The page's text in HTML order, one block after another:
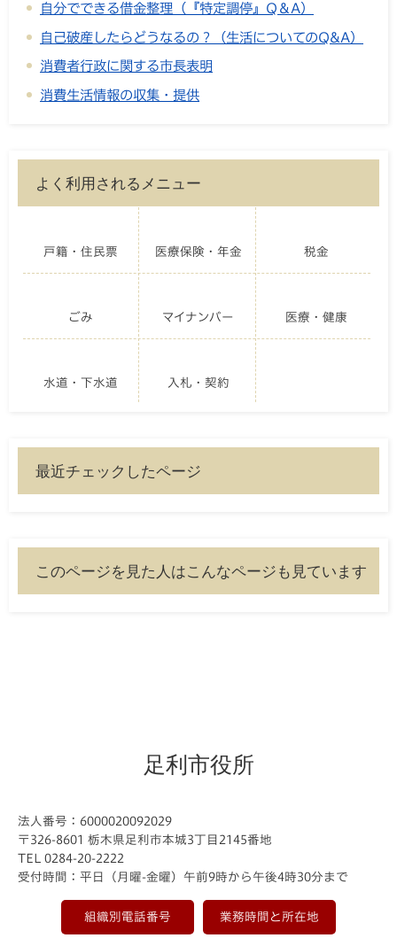
自分でできる借金整理（『特定調停』Q＆A）
自己破産したらどうなるの？（生活についてのQ&A）
消費者行政に関する市長表明
消費生活情報の収集・提供
よく利用されるメニュー
戸籍・住民票 医療保険・年金 税金
ごみ マイナンバー 医療・健康
水道・下水道 入札・契約
最近チェックしたページ
このページを見た人はこんなページも見ています
足利市役所
法人番号：6000020092029
〒326-8601 栃木県足利市本城3丁目2145番地
TEL 0284-20-2222
受付時間：平日（月曜-金曜）午前9時から午後4時30分まで
組織別電話番号 業務時間と所在地